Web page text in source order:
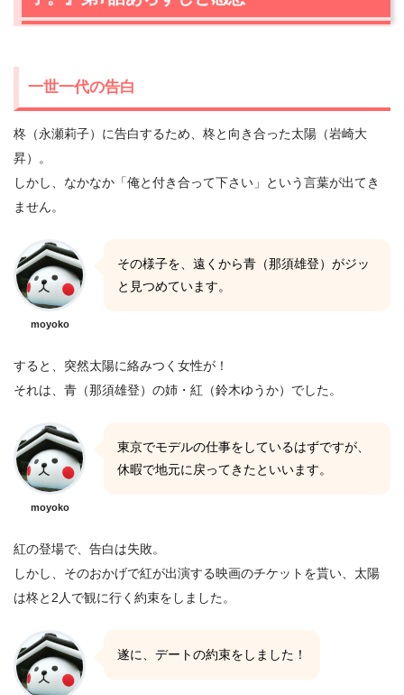
一世一代の告白
柊（永瀬莉子）に告白するため、柊と向き合った太陽（岩崎大
昇）。
しかし、なかなか「俺と付き合って下さい」という言葉が出てき
ません。
moyoko
その様子を、遠くから青（那須雄登）がジッ
と見つめています。
すると、突然太陽に絡みつく女性が！
それは、青（那須雄登）の姉・紅（鈴木ゆうか）でした。
moyoko
東京でモデルの仕事をしているはずですが、
休暇で地元に戻ってきたといいます。
紅の登場で、告白は失敗。
しかし、そのおかげで紅が出演する映画のチケットを貰い、太陽
は柊と2人で観に行く約束をしました。
遂に、デートの約束をしました！